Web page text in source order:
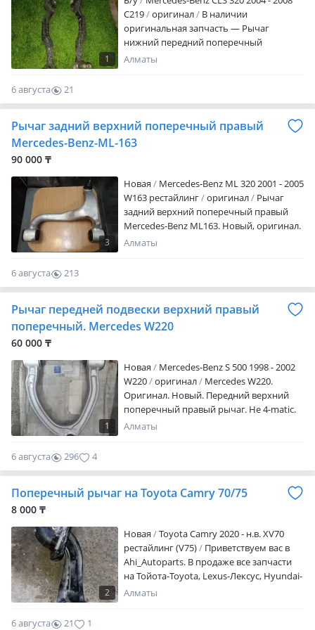
ПОПЕРЕЧНЫЕ САЙЛЕНТБЛОКИ
УСИЛИННЫЕ И РЕЗИНОВЫЕ ШАРОВЫЕ
НАКОНЕЧНИКИ ТЯГИ СЕРЬГИ (ЯЙЦА)
ВСЯ ХОДОВКА НОВАЯ ИЛИ Б У
1
C219
оригинал
В наличии
оригинальная запчасть — Рычаг
нижний передний поперечный
MERCEDES BENZ W211 Актуальные цены
валют. В продаже также имеются другие
запчасти на данную модель
автомобиля.
Алматы
6 августа
21
0
Рычаг задний верхний поперечный правый
Mercedes-Benz-ML-163
90 000 ₸
3
Новая
Mercedes-Benz ML 320 2001 - 2005
W163 рестайлинг
оригинал
Рычаг
задний верхний поперечный правый
Mercedes-Benz ML163. Новый, оригинал.
Оригинальный номер 1633520501.
Алматы
6 августа
213
0
Рычаг передней подвески верхний правый
поперечный. Mercedes W220
60 000 ₸
1
Новая
Mercedes-Benz S 500 1998 - 2002
W220
оригинал
Mercedes W220.
Оригинал. Новый. Передний верхний
поперечный правый рычаг. Не 4-matic.
Артикульный номер 2203309407.
Алматы
6 августа 296 4
Поперечный рычаг на Toyota Camry 70/75
8 000 ₸
2
Новая
Toyota Camry 2020 - н.в. XV70
рестайлинг (V75)
Приветствуем вас в
Ahi_Autoparts. В продаже все запчасти
на Тойота-Toyota, Lexus-Лексус, Hyundai-
Хуйндай, Кіa-Киа, Bmw-Бмв, Mitsubishi-
Алматы
6 августа 21 1